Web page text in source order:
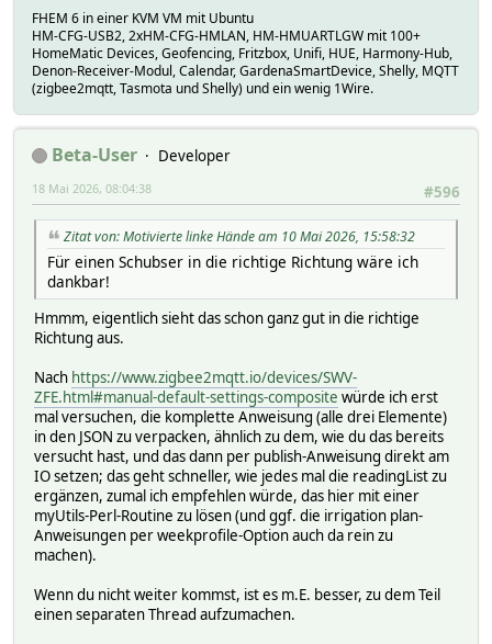
setreading DEVICE attrTemplateVersion 20260510_21
FHEM 6 in einer KVM VM mit Ubuntu
HM-CFG-USB2, 2xHM-CFG-HMLAN, HM-HMUARTLGW mit 100+
HomeMatic Devices, Geofencing, Fritzbox, Unifi, HUE, Harmony-Hub,
Denon-Receiver-Modul, Calendar, GardenaSmartDevice, Shelly, MQTT
(zigbee2mqtt, Tasmota und Shelly) und ein wenig 1Wire.
Beta-User
Developer
#596
18 Mai 2026, 08:04:38
Zitat von: Motivierte linke Hände am 10 Mai 2026, 15:58:32
Für einen Schubser in die richtige Richtung wäre ich
dankbar!
Hmmm, eigentlich sieht das schon ganz gut in die richtige
Richtung aus.
Nach https://www.zigbee2mqtt.io/devices/SWV-
ZFE.html#manual-default-settings-composite würde ich erst
mal versuchen, die komplette Anweisung (alle drei Elemente)
in den JSON zu verpacken, ähnlich zu dem, wie du das bereits
versucht hast, und das dann per publish-Anweisung direkt am
IO setzen; das geht schneller, wie jedes mal die readingList zu
ergänzen, zumal ich empfehlen würde, das hier mit einer
myUtils-Perl-Routine zu lösen (und ggf. die irrigation plan-
Anweisungen per weekprofile-Option auch da rein zu
machen).
Wenn du nicht weiter kommst, ist es m.E. besser, zu dem Teil
einen separaten Thread aufzumachen.